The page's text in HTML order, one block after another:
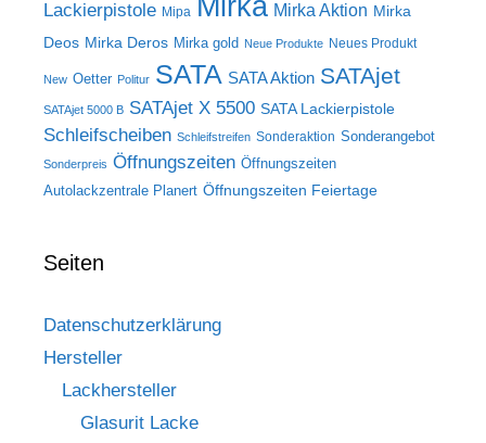
Lackierpistole Mipa Mirka Aktion Mirka
Deos Mirka Deros Mirka gold Neue Produkte Neues Produkt
New Oetter Politur SATA SATA Aktion SATAjet
SATAjet 5000 B SATAjet X 5500 SATA Lackierpistole
Schleifscheiben Schleifstreifen Sonderaktion Sonderangebot
Sonderpreis Öffnungszeiten Öffnungszeiten
Autolackzentrale Planert Öffnungszeiten Feiertage
Seiten
Datenschutzerklärung
Hersteller
Lackhersteller
Glasurit Lacke